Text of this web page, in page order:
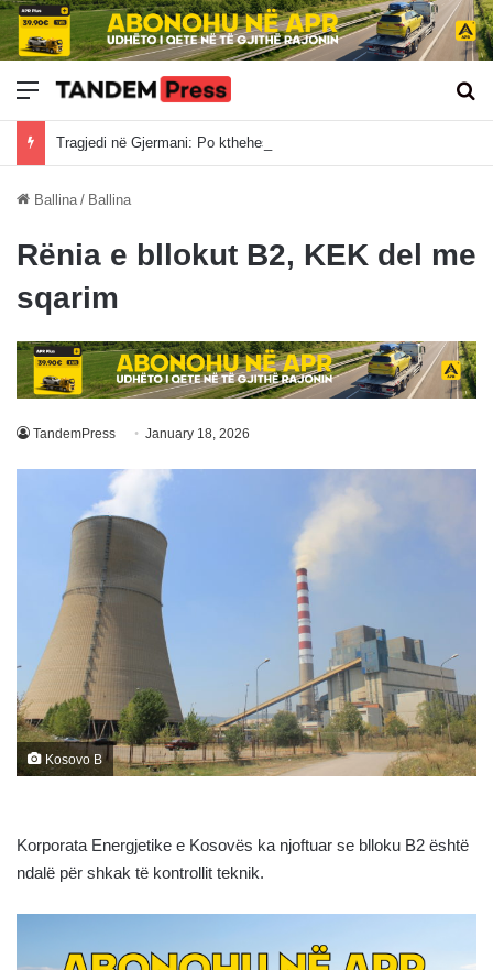
Meny
Ballina / Ballina
Rënia e bllokut B2, KEK del me
sqarim
TandemPress January 18, 2026
Kosovo B
Korporata Energjetike e Kosovës ka njoftuar se blloku B2 është
ndalë për shkak të kontrollit teknik.